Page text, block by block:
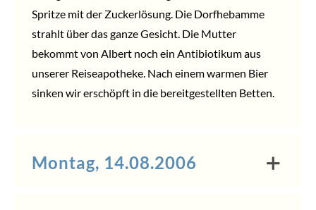
Spritze mit der Zuckerlösung. Die Dorfhebamme
strahlt über das ganze Gesicht. Die Mutter
bekommt von Albert noch ein Antibiotikum aus
unserer Reiseapotheke. Nach einem warmen Bier
sinken wir erschöpft in die bereitgestellten Betten.
Montag, 14.08.2006